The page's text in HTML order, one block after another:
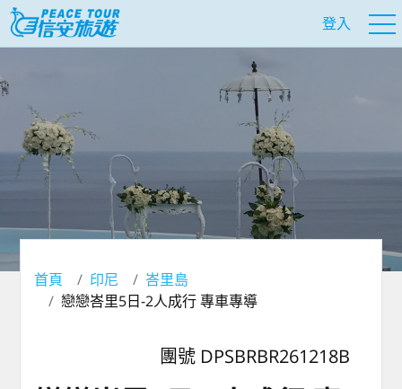
登入
首頁 印尼
峇里島
戀戀峇里5日-2人成行 專車專導
團號 DPSBRBR261218B